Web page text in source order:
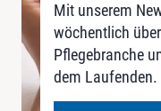
Mit unserem
wöchentlich
Pflegebranche
dem Laufenden.